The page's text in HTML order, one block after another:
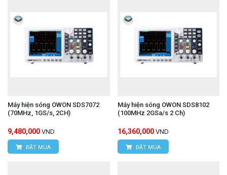
Máy hiện sóng OWON SDS7072
(70MHz, 1GS/s, 2CH)
9,480,000 VND
ĐẶT MUA
Máy hiện sóng OWON SDS8102
(100MHz 2GSa/s 2 Ch)
16,360,000 VND
ĐẶT MUA